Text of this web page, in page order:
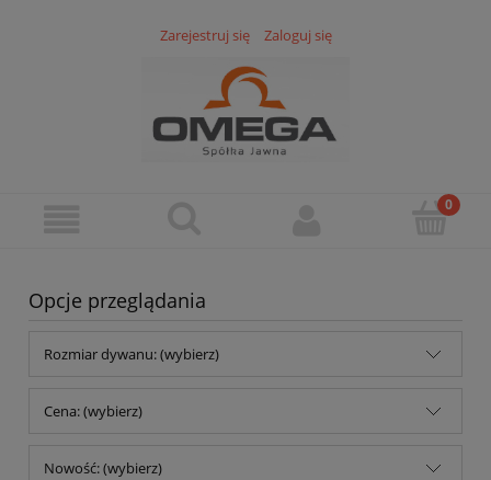
Zarejestruj się Zaloguj się
Opcje przeglądania
Rozmiar dywanu: (wybierz)
Cena: (wybierz)
Nowość: (wybierz)